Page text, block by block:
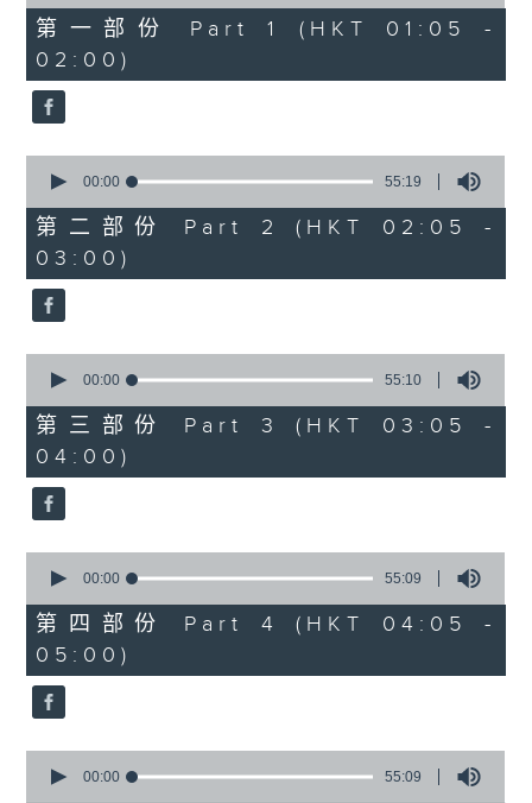
55
minutes,
10
seconds
第一部份 Part 1 (HKT 01:05 -
02:00)
seconds
55
minutes,
19
seconds
00:00 55:19
第二部份 Part 2 (HKT 02:05 -
03:00)
seconds
55
minutes,
10
seconds
00:00 55:10
第三部份 Part 3 (HKT 03:05 -
04:00)
seconds
55
minutes,
9
seconds
00:00 55:09
第四部份 Part 4 (HKT 04:05 -
05:00)
seconds
00:00 55:09